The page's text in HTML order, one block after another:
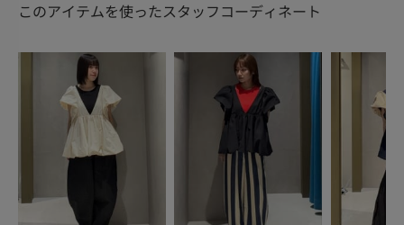
このアイテムを使ったスタッフコーディネート